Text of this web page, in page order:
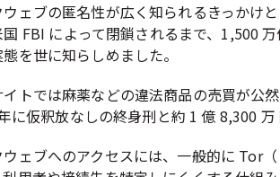
ウェブの匿名性が広く知られるきっかけ
FBI によって閉鎖されるまで、1,500
を世に知らしめました。
イトでは麻薬などの違法商品の売買が公
に仮釈放なしの終身刑と約 1 億 8,300
ウェブへのアクセスには、一般的に Tor